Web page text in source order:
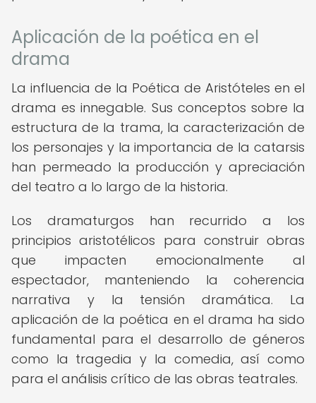
Aplicación de la poética en el
drama
La influencia de la Poética de Aristóteles en el
drama es innegable. Sus conceptos sobre la
estructura de la trama, la caracterización de
los personajes y la importancia de la catarsis
han permeado la producción y apreciación
del teatro a lo largo de la historia.
Los dramaturgos han recurrido a los
principios aristotélicos para construir obras
que impacten emocionalmente al
espectador, manteniendo la coherencia
narrativa y la tensión dramática. La
aplicación de la poética en el drama ha sido
fundamental para el desarrollo de géneros
como la tragedia y la comedia, así como
para el análisis crítico de las obras teatrales.